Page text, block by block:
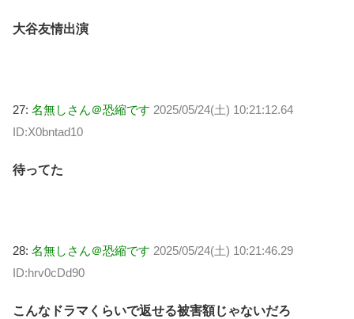
大谷友情出演
27: 名無しさん＠恐縮です 2025/05/24(土) 10:21:12.64
ID:X0bntad10
待ってた
28: 名無しさん＠恐縮です 2025/05/24(土) 10:21:46.29
ID:hrv0cDd90
こんなドラマくらいで返せる被害額じゃないだろ